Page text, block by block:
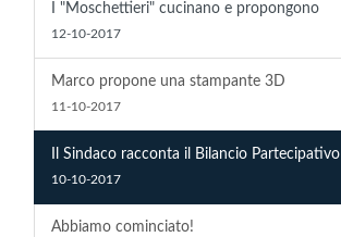
I "Moschettieri" cucinano e propongono
12-10-2017
Marco propone una stampante 3D
11-10-2017
Il Sindaco racconta il Bilancio Partecipativo
10-10-2017
Abbiamo cominciato!